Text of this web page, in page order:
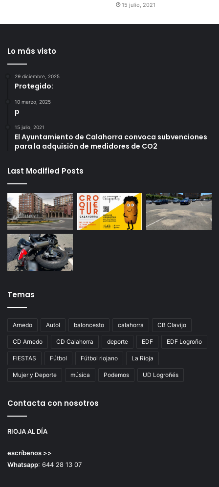
15 julio, 2021
Lo más visto
29 diciembre, 2025
Protegido:
10 marzo, 2025
p
15 julio, 2021
El Ayuntamiento de Calahorra convoca subvenciones
para la adquisión de medidores de CO2
Last Modified Posts
Temas
Arnedo Autol baloncesto calahorra CB Clavijo
CD Arnedo CD Calahorra deporte EDF EDF Logroño
FIESTAS Fútbol Fútbol riojano La Rioja
Mujer y Deporte música Podemos UD Logroñés
Contacta con nosotros
RIOJA AL DÍA
escríbenos >>
Whatsapp: 644 28 13 07